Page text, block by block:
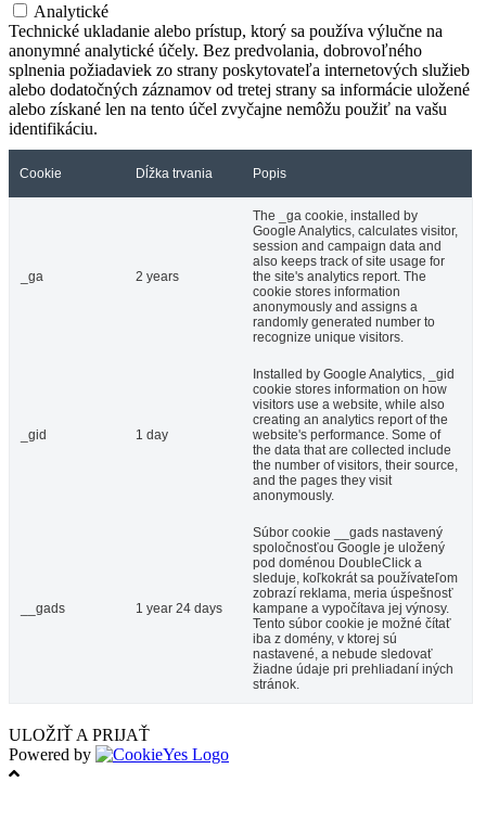
Analytické
Technické ukladanie alebo prístup, ktorý sa používa výlučne na
anonymné analytické účely. Bez predvolania, dobrovoľného
splnenia požiadaviek zo strany poskytovateľa internetových služieb
alebo dodatočných záznamov od tretej strany sa informácie uložené
alebo získané len na tento účel zvyčajne nemôžu použiť na vašu
identifikáciu.
Cookie Dĺžka trvania Popis
_ga 2 years
The _ga cookie, installed by
Google Analytics, calculates visitor,
session and campaign data and
also keeps track of site usage for
the site's analytics report. The
cookie stores information
anonymously and assigns a
randomly generated number to
recognize unique visitors.
_gid 1 day
Installed by Google Analytics, _gid
cookie stores information on how
visitors use a website, while also
creating an analytics report of the
website's performance. Some of
the data that are collected include
the number of visitors, their source,
and the pages they visit
anonymously.
__gads 1 year 24 days
Súbor cookie __gads nastavený
spoločnosťou Google je uložený
pod doménou DoubleClick a
sleduje, koľkokrát sa používateľom
zobrazí reklama, meria úspešnosť
kampane a vypočítava jej výnosy.
Tento súbor cookie je možné čítať
iba z domény, v ktorej sú
nastavené, a nebude sledovať
žiadne údaje pri prehliadaní iných
stránok.
ULOŽIŤ A PRIJAŤ
Powered by